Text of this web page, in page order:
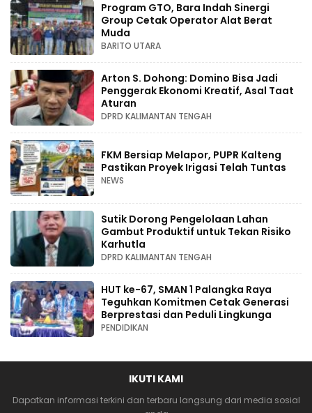
Program GTO, Bara Indah Sinergi
Group Cetak Operator Alat Berat
Muda
BARITO UTARA
Arton S. Dohong: Domino Bisa Jadi
Penggerak Ekonomi Kreatif, Asal Taat
Aturan
DPRD KALIMANTAN TENGAH
FKM Bersiap Melapor, PUPR Kalteng
Pastikan Proyek Irigasi Telah Tuntas
NEWS
Sutik Dorong Pengelolaan Lahan
Gambut Produktif untuk Tekan Risiko
Karhutla
DPRD KALIMANTAN TENGAH
HUT ke-67, SMAN 1 Palangka Raya
Teguhkan Komitmen Cetak Generasi
Berprestasi dan Peduli Lingkunga
PENDIDIKAN
IKUTI KAMI
Dapatkan informasi terkini dan terbaru langsung dari media sosial